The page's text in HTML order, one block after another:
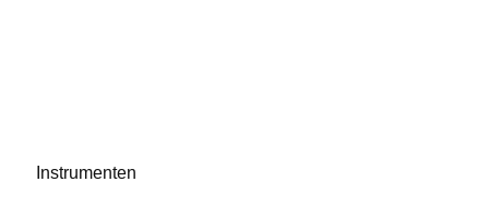
Instrumenten